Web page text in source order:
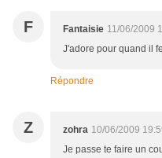
F Fantaisie 11/06/2009
J'adore pour quand il
Répondre
Z zohra 10/06/2009
Je passe te faire un